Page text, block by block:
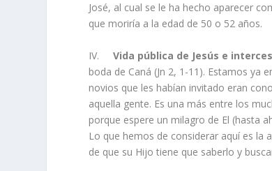
José, al cual se le ha hecho aparecer
que moriría a la edad de 50 o 52 años.
IV.Vida pública de Jesús e
boda de Caná (Jn 2, 1-11). Estamos ya
novios que les habían invitado eran
aquella gente. Es una más entre los
porque espere un milagro de El (hasta
Lo que hemos de considerar aquí es la
de que su Hijo tiene que saberlo y